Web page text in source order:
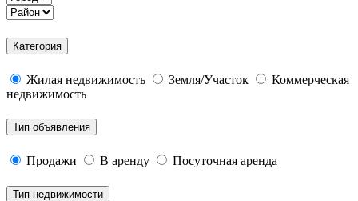
Категория
Жилая недвижимость Земля/Участок
Коммерческая
недвижимость
Тип объявления
Продажи В аренду Посуточная аренда
Тип недвижимости